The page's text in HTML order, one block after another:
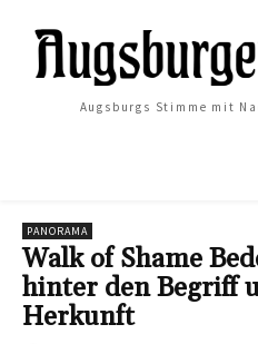
Augsburgs Stimme mit
PANORAMA
Walk of Shame
hinter den Begriff
Herkunft